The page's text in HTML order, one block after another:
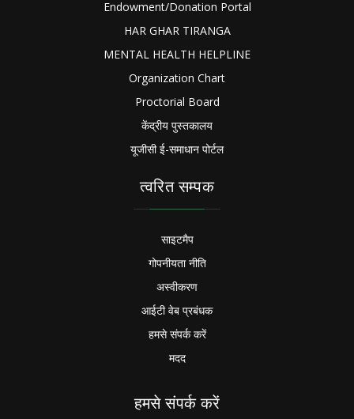
Endowment/Donation Portal
HAR GHAR TIRANGA
MENTAL HEALTH HELPLINE
Organization Chart
Proctorial Board
केंद्रीय पुस्तकालय
यूजीसी ई-समाधान पोर्टल
त्वरित सम्पक
साइटमैप
गोपनीयता नीति
अस्वीकरण
आईटी वेब प्रबंधक
हमसे संपर्क करें
मदद
हमसे संपर्क करें